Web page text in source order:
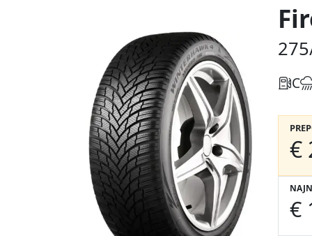
C
€
€